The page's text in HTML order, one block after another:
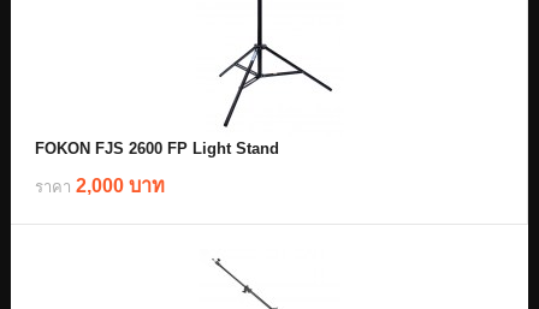
FOKON FJS 2600 FP Light Stand
ราคา 2,000 บาท